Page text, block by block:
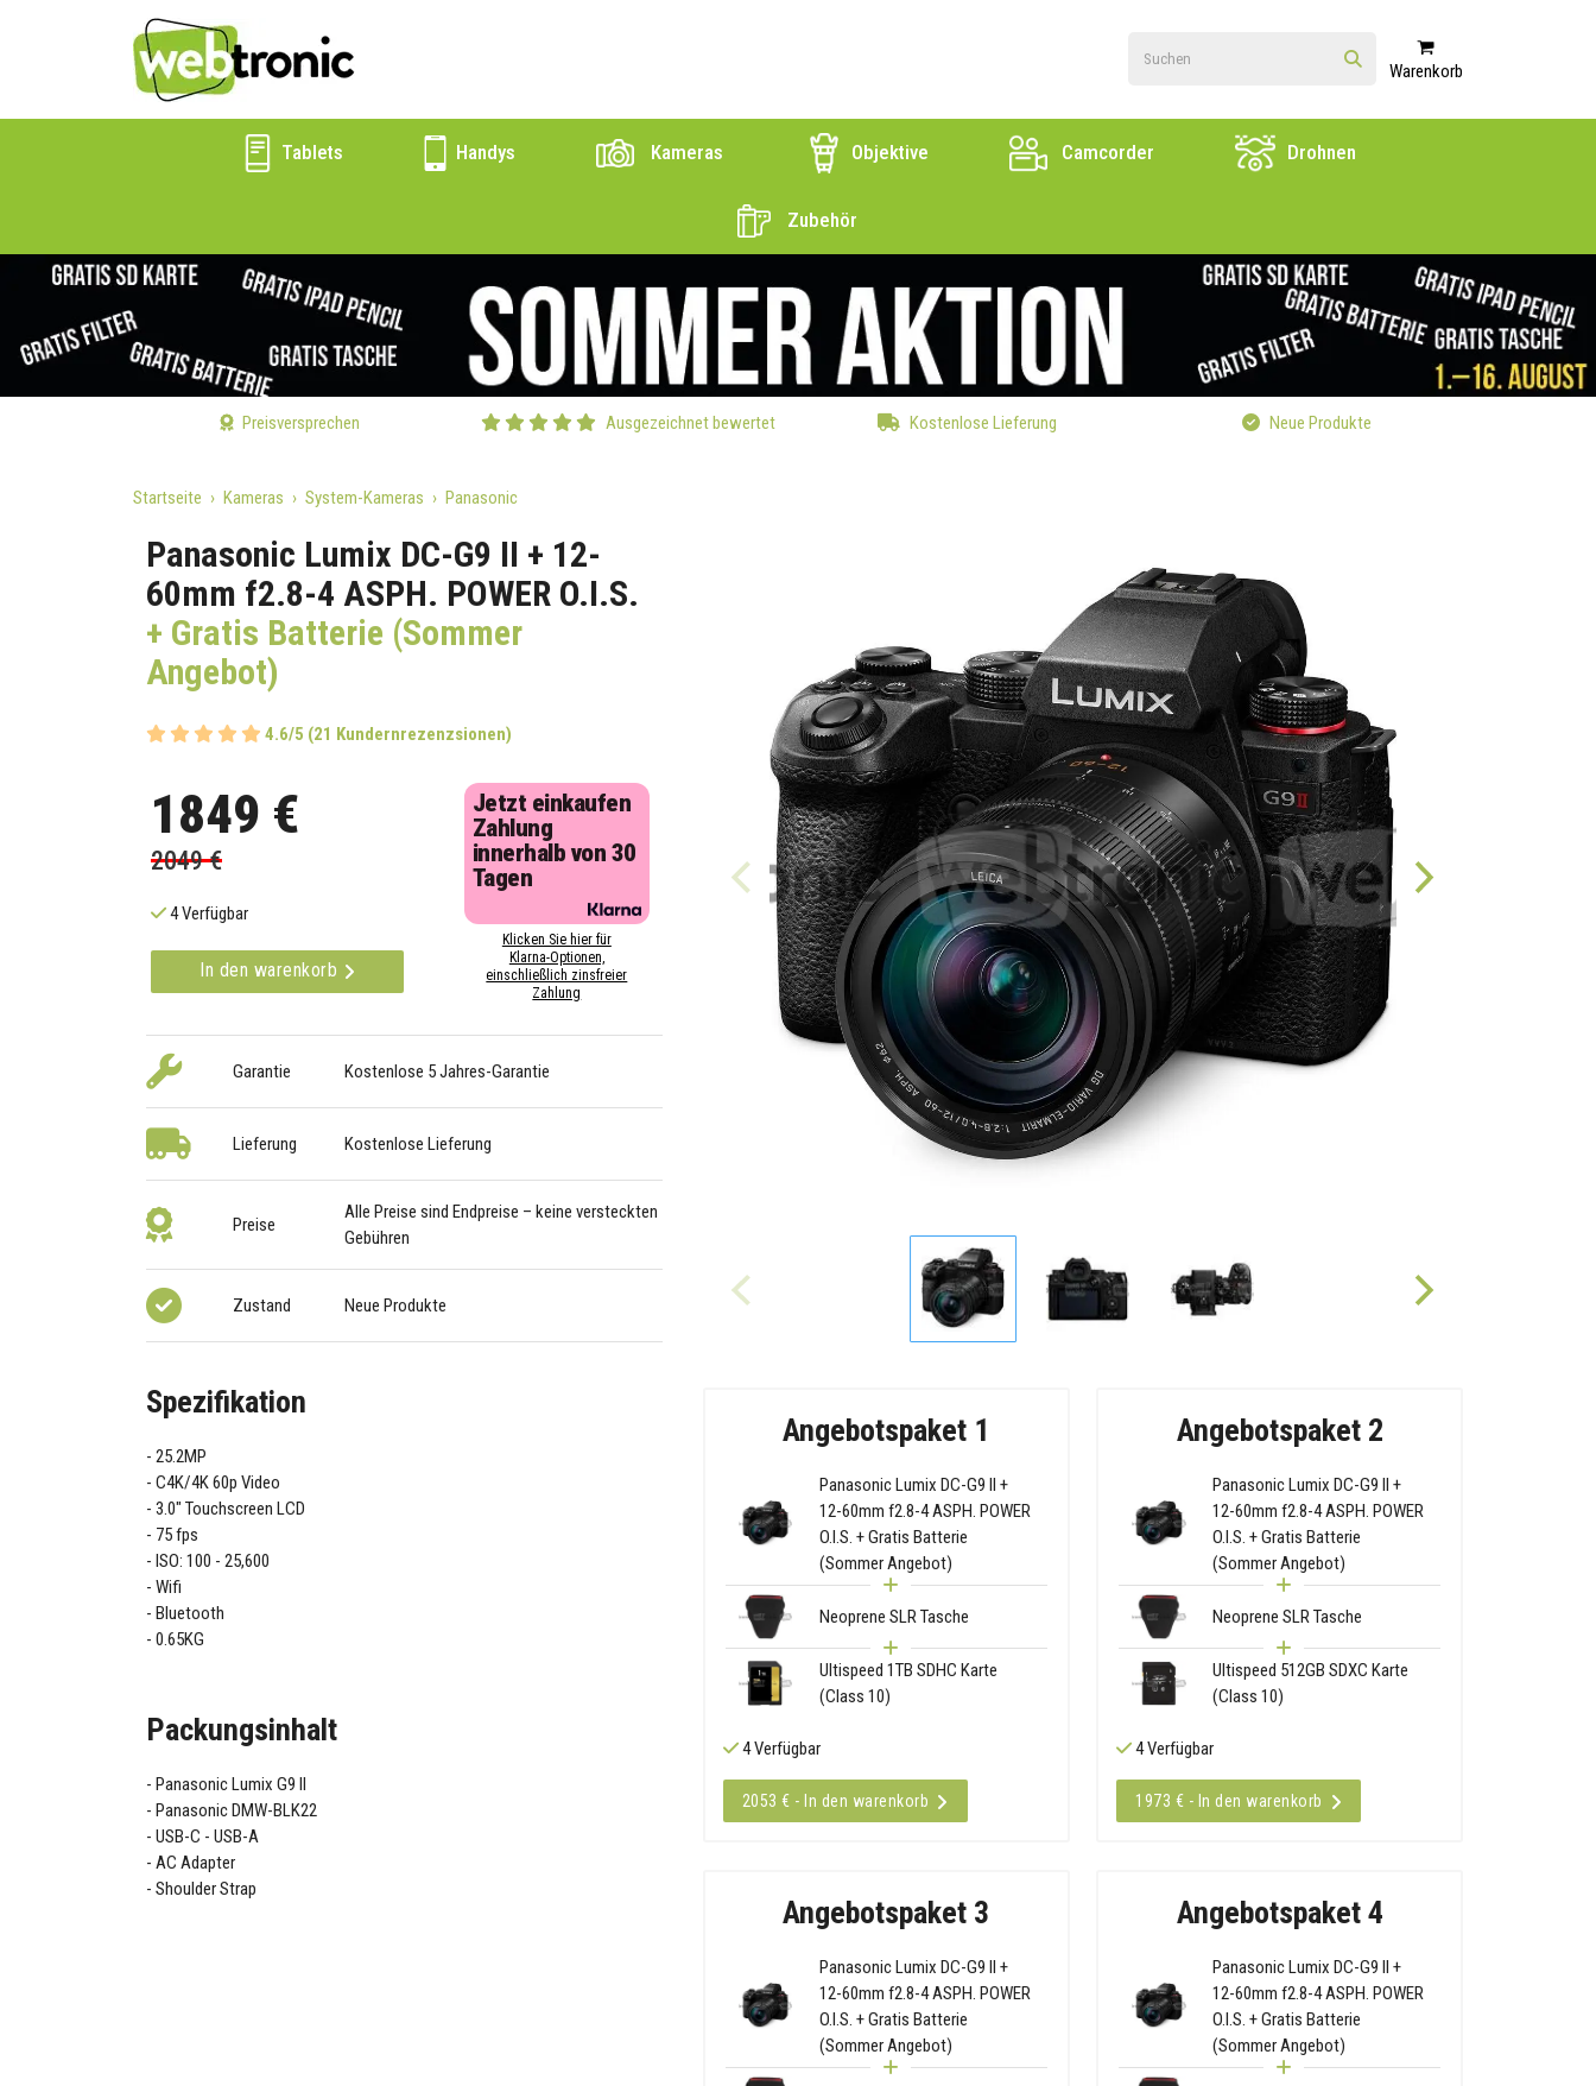
Warenkorb
Tablets Handys Kameras Objektive Camcorder Drohnen
Zubehör
Preisversprechen Ausgezeichnet bewertet Kostenlose Lieferung Neue Produkte
Startseite Kameras System-Kameras Panasonic
Panasonic Lumix DC-G9 II + 12-
60mm f2.8-4 ASPH. POWER O.I.S.
+ Gratis Batterie (Sommer
Angebot)
4.6/5 (21 Kundernrezenzsionen)
1849 €
2049 €
4 Verfügbar
In den warenkorb
Jetzt einkaufen
Zahlung
innerhalb von 30
Tagen
Klicken Sie hier für
Klarna-Optionen,
einschließlich zinsfreier
Zahlung
Garantie Kostenlose 5 Jahres-Garantie
Lieferung Kostenlose Lieferung
Preise
Alle Preise sind Endpreise – keine versteckten
Gebühren
Zustand Neue Produkte
Angebotspaket 1
Panasonic Lumix DC-G9 II +
12-60mm f2.8-4 ASPH. POWER
O.I.S. + Gratis Batterie
(Sommer Angebot)
Neoprene SLR Tasche
Ultispeed 1TB SDHC Karte
(Class 10)
4 Verfügbar
2053 € - In den warenkorb
Angebotspaket 2
Panasonic Lumix DC-G9 II +
12-60mm f2.8-4 ASPH. POWER
O.I.S. + Gratis Batterie
(Sommer Angebot)
Neoprene SLR Tasche
Ultispeed 512GB SDXC Karte
(Class 10)
4 Verfügbar
1973 € - In den warenkorb
Angebotspaket 3
Panasonic Lumix DC-G9 II +
12-60mm f2.8-4 ASPH. POWER
O.I.S. + Gratis Batterie
(Sommer Angebot)
Angebotspaket 4
Panasonic Lumix DC-G9 II +
12-60mm f2.8-4 ASPH. POWER
O.I.S. + Gratis Batterie
(Sommer Angebot)
Spezifikation
25.2MP
C4K/4K 60p Video
3.0" Touchscreen LCD
75 fps
ISO: 100 - 25,600
Wifi
Bluetooth
0.65KG
Packungsinhalt
Panasonic Lumix G9 II
Panasonic DMW-BLK22
USB-C - USB-A
AC Adapter
Shoulder Strap